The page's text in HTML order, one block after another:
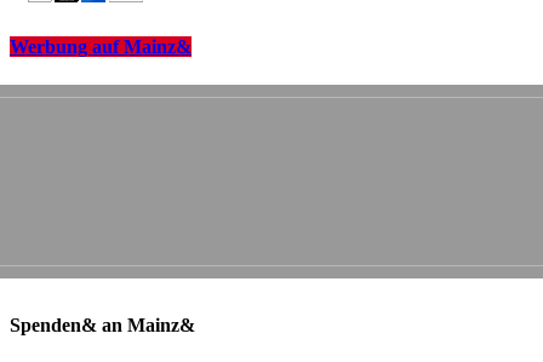
Werbung auf Mainz&
Spenden& an Mainz&